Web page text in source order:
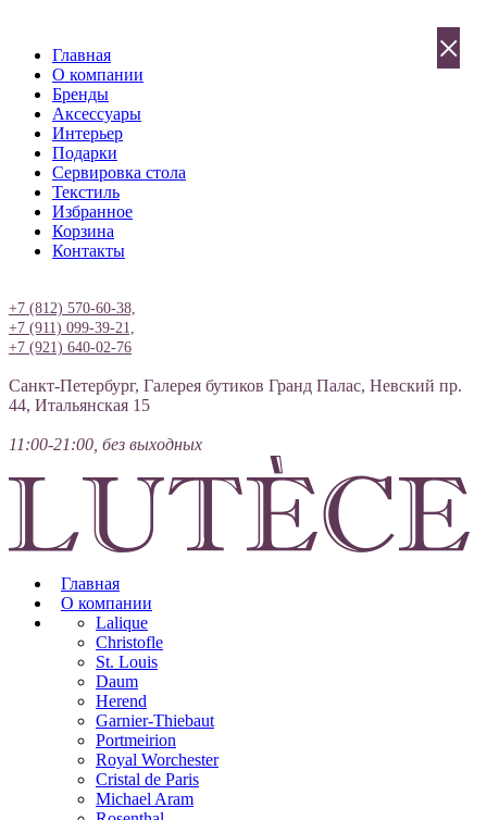
Главная
О компании
Бренды
Аксессуары
Интерьер
Подарки
Сервировка стола
Текстиль
Избранное
Корзина
Контакты
+7 (812) 570-60-38,
+7 (911) 099-39-21,
+7 (921) 640-02-76
Санкт-Петербург, Галерея бутиков Гранд Палас, Невский пр.
44, Итальянская 15
11:00-21:00, без выходных
Главная
О компании
Lalique
Christofle
St. Louis
Daum
Herend
Garnier-Thiebaut
Portmeirion
Royal Worchester
Cristal de Paris
Michael Aram
×